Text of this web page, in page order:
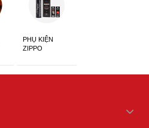
PHỤ KIỆN
ZIPPO